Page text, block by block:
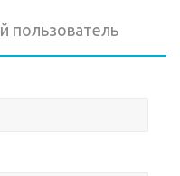
пользователь